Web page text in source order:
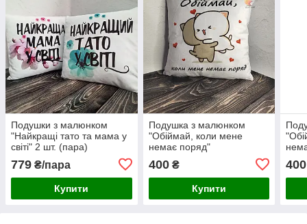
Подушки з малюнком
"Найкращі тато та мама у
світі" 2 шт. (пара)
779 ₴/пара
Купити
Подушка з малюнком
"Обіймай, коли мене
немає поряд"
400₴
Купити
400